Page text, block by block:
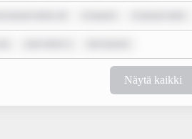
Näytä kaikki